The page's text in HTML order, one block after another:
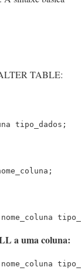
ALTER TABLE:
tipo_dados ;
;
nome_coluna
a uma coluna:
nome_coluna